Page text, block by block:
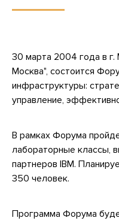
30 марта 2004 года в г.
Москва", состоится
инфраструктуры:
управление,
В рамках Форума
лабораторные классы,
партнеров IBM.
350 человек.
Программа Форума